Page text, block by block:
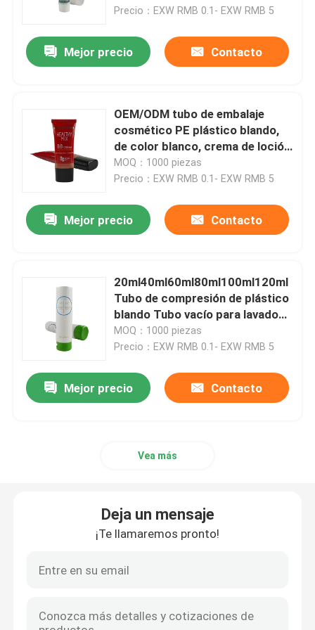
Recorrido por la fábrica
Contacta con nosotros
Solicitar una cita
Tubo cosmético
tubo cosmético vacío
Tubo cosmético plástico
Empaquetado cosmético del tubo
Tubos de la loción
Tubo de crema para las manos
Tubos del champú
esencial Tubo de embalaje vacío
Precio：EXW RMB 0.1- EXW RMB 5
Mejor precio Contacto
OEM/ODM tubo de embalaje
cosmético PE plástico blando,
de color blanco, crema de loción
para el cuidado de la piel con
cubierta acrílica
MOQ：1000 piezas
Precio：EXW RMB 0.1- EXW RMB 5
Mejor precio Contacto
20ml40ml60ml80ml100ml120ml
Tubo de compresión de plástico
blando Tubo vacío para lavado
de cara Tubo cosmético
Embalaje Tubo PE negro
MOQ：1000 piezas
Precio：EXW RMB 0.1- EXW RMB 5
Mejor precio Contacto
Vea más
Deja un mensaje
¡Te llamaremos pronto!